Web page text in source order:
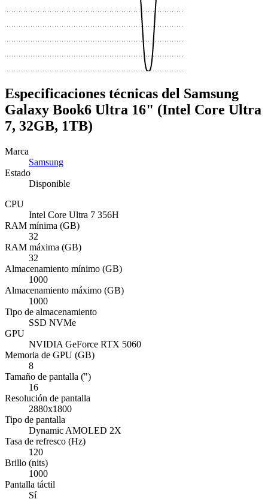
Especificaciones técnicas del Samsung
Galaxy Book6 Ultra 16" (Intel Core Ultra
7, 32GB, 1TB)
Marca
Samsung
Estado
Disponible
CPU
Intel Core Ultra 7 356H
RAM mínima (GB)
32
RAM máxima (GB)
32
Almacenamiento mínimo (GB)
1000
Almacenamiento máximo (GB)
1000
Tipo de almacenamiento
SSD NVMe
GPU
NVIDIA GeForce RTX 5060
Memoria de GPU (GB)
8
Tamaño de pantalla (")
16
Resolución de pantalla
2880x1800
Tipo de pantalla
Dynamic AMOLED 2X
Tasa de refresco (Hz)
120
Brillo (nits)
1000
Pantalla táctil
Sí